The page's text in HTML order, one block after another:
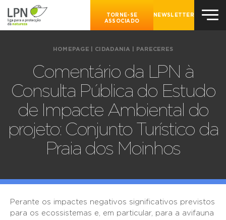
TORNE-SE
ASSOCIADO
NEWSLETTER
HOMEPAGE CIDADANIA PARECERES
Comentário da LPN à
Consulta Pública do Estudo
de Impacte Ambiental do
projeto: Conjunto Turístico da
Praia dos Moinhos
Perante os impactes negativos significativos previstos
para os ecossistemas e, em particular, para a avifauna